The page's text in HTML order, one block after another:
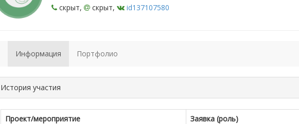
скрыт,
скрыт, id137107580
Информация Портфолио
История участия
Проект/мероприятие
Заявка (роль)